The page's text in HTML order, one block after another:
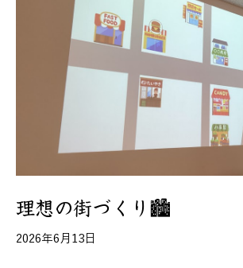
理想の街づくり🏙
2026年6月13日